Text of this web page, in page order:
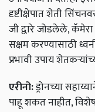
दृष्टीक्षेपात शेती
जी द्वारे जोडलेले,
सक्षम करण्यासाठी
प्रभावी उपाय
एरीनो:ड्रोनच्या
पाहू शकत नाहीत,